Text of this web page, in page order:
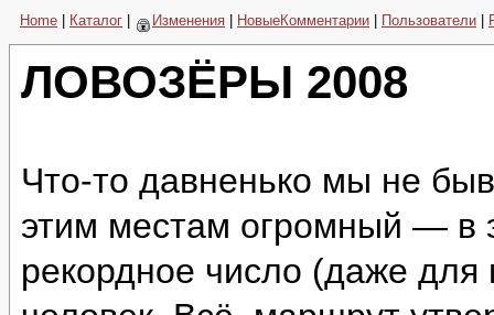
Home Каталог Изменения НовыеКомментарии Пользователи
ЛОВОЗЁРЫ 2008
Что-то давненько мы не
этим местам огромный — в
рекордное число (даже